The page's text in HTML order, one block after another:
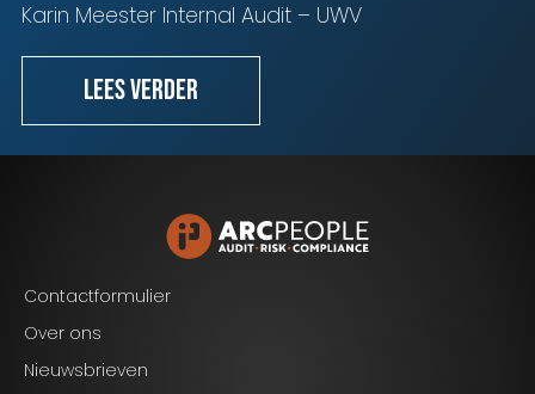
Karin Meester Internal Audit – UWV
Lees verder
Contactformulier
Over ons
Nieuwsbrieven